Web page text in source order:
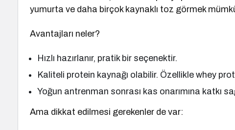
yumurta ve daha birçok kaynaklı toz görmek
Avantajları neler?
Hızlı hazırlanır, pratik bir seçenektir.
Kaliteli protein kaynağı olabilir. Özellikle whey
Yoğun antrenman sonrası kas onarımına katkı
Ama dikkat edilmesi gerekenler de var: